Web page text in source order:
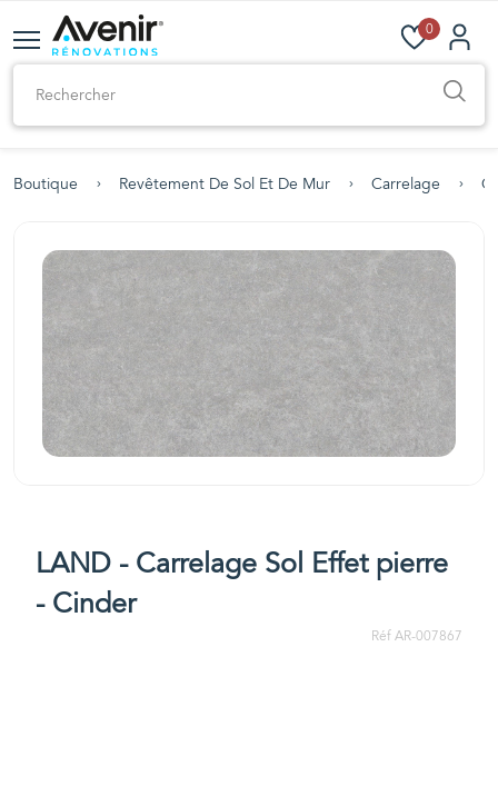
0
Boutique Revêtement De Sol Et De Mur Carrelage
LAND - Carrelage Sol Effet pierre
- Cinder
Réf AR-007867